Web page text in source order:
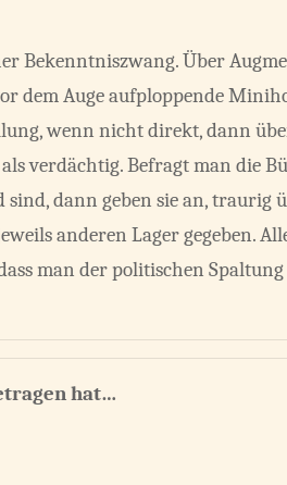
Bekenntniszwang. Über
dem Auge aufploppende
wenn nicht direkt, dann
verdächtig. Befragt man die
dann geben sie an, traurig
anderen Lager gegeben.
man der politischen
hat…